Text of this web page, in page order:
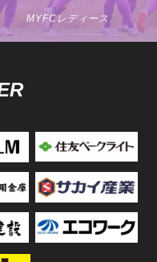
MYFCレディース